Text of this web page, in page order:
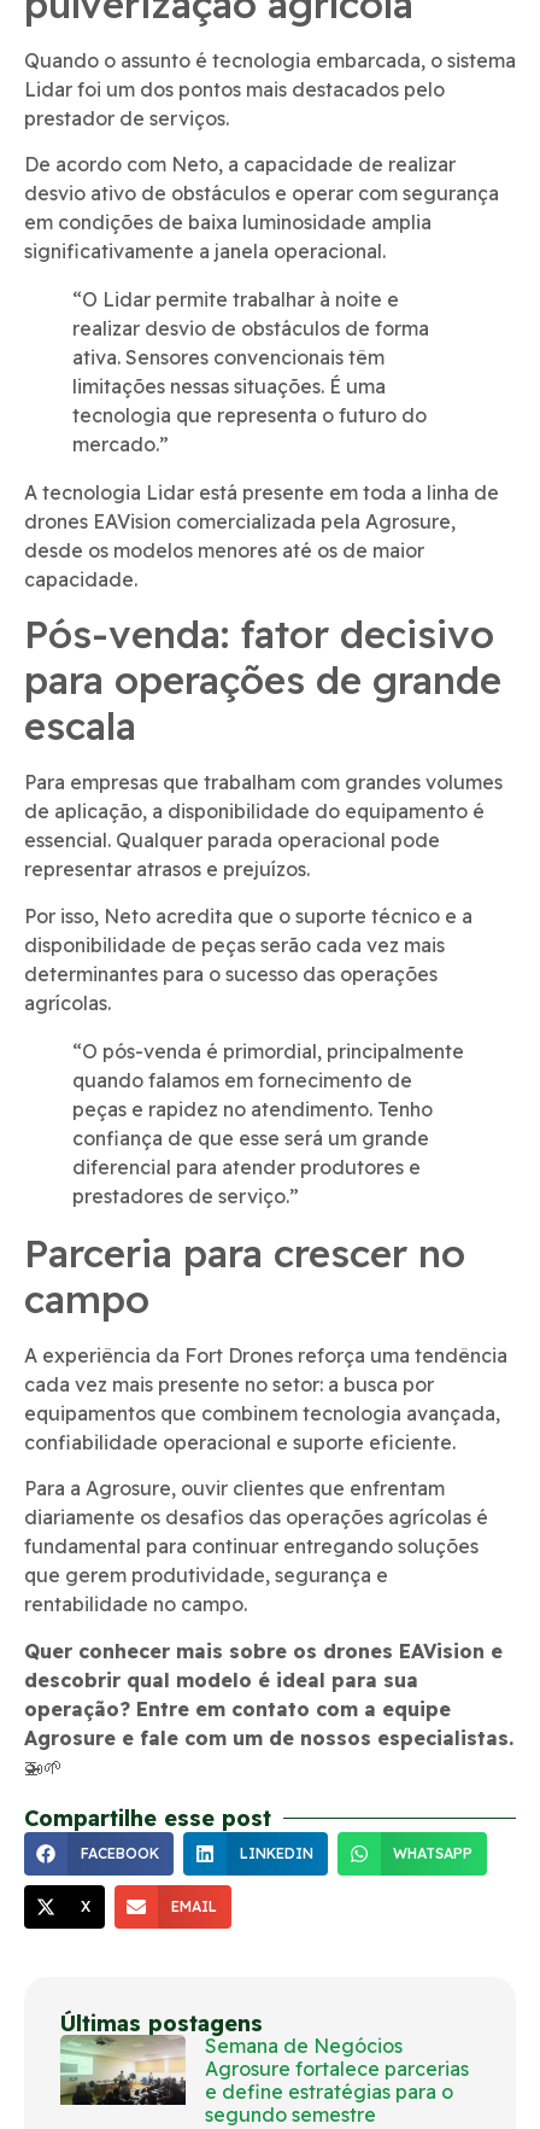
Últimas postagens
Semana de Negócios
Agrosure fortalece parcerias
e define estratégias para o
segundo semestre
Quando o assunto é tecnologia embarcada, o sistema
Lidar foi um dos pontos mais destacados pelo
prestador de serviços.
De acordo com Neto, a capacidade de realizar
desvio ativo de obstáculos e operar com segurança
em condições de baixa luminosidade amplia
significativamente a janela operacional.
“O Lidar permite trabalhar à noite e
realizar desvio de obstáculos de forma
ativa. Sensores convencionais têm
limitações nessas situações. É uma
tecnologia que representa o futuro do
mercado.”
A tecnologia Lidar está presente em toda a linha de
drones EAVision comercializada pela Agrosure,
desde os modelos menores até os de maior
capacidade.
Pós-venda: fator decisivo
para operações de grande
escala
Para empresas que trabalham com grandes volumes
de aplicação, a disponibilidade do equipamento é
essencial. Qualquer parada operacional pode
representar atrasos e prejuízos.
Por isso, Neto acredita que o suporte técnico e a
disponibilidade de peças serão cada vez mais
determinantes para o sucesso das operações
agrícolas.
“O pós-venda é primordial, principalmente
quando falamos em fornecimento de
peças e rapidez no atendimento. Tenho
confiança de que esse será um grande
diferencial para atender produtores e
prestadores de serviço.”
Parceria para crescer no
campo
A experiência da Fort Drones reforça uma tendência
cada vez mais presente no setor: a busca por
equipamentos que combinem tecnologia avançada,
confiabilidade operacional e suporte eficiente.
Para a Agrosure, ouvir clientes que enfrentam
diariamente os desafios das operações agrícolas é
fundamental para continuar entregando soluções
que gerem produtividade, segurança e
rentabilidade no campo.
Quer conhecer mais sobre os drones EAVision e
descobrir qual modelo é ideal para sua
operação? Entre em contato com a equipe
Agrosure e fale com um de nossos especialistas.
🚁🌱
Compartilhe esse post
FACEBOOK LINKEDIN WHATSAPP
X EMAIL